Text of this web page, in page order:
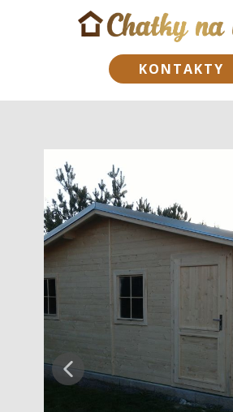
KONTAKTY